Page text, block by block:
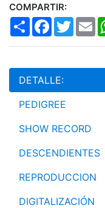
COMPARTIR:
ShareFacebook
Twitter
DETALLE:
PEDIGREE
SHOW RECORD
DESCENDIENTES
REPRODUCCION
DIGITALIZACIÓN